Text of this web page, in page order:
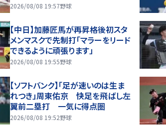
2026/08/08 19:57野球
【中日】加藤匠馬が再昇格後初スタ
メンマスクで先制打「マラーをリード
できるように頑張ります」
2026/08/08 19:55野球
【ソフトバンク】「足が速いのは生ま
れつき」周東佑京 快足を飛ばし左
翼前二塁打 一気に得点圏
2026/08/08 19:52野球